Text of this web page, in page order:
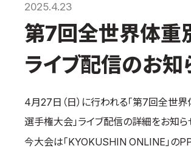
大山倍達総裁
松井章奎館長
極真の歴史
極真会館の概要
役員紹介
各委員会紹介
2025.4.23
第7回全世界体重
ライブ配信のお知
4月27日（日）に行われる「第7回全世
選手権大会」ライブ配信の詳細をお知ら
今大会は「KYOKUSHIN ONLINE」の